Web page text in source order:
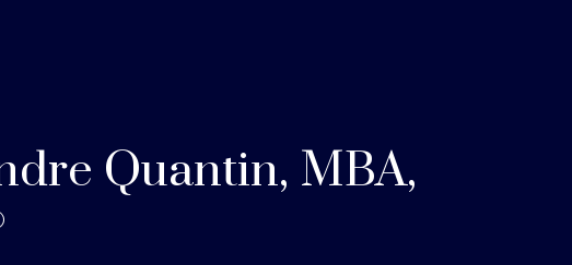
Quantin, MBA,